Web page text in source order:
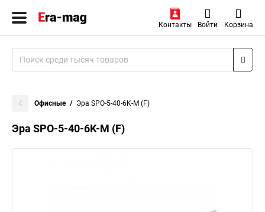
Контакты Войти Корзина
Офисные Эра SPO-5-40-6K-M (F)
Эра SPO-5-40-6K-M (F)